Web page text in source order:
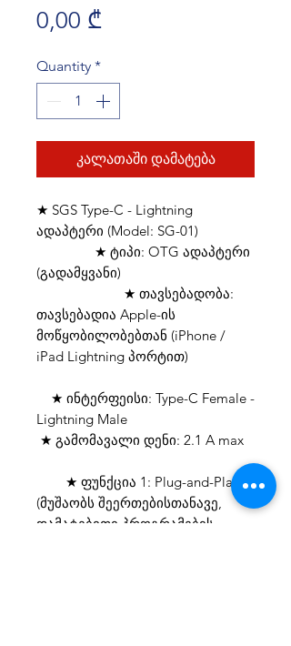
0,00 ₾Price
Quantity *
კალათაში დამატება
★ SGS Type-C - Lightning
ადაპტერი (Model: SG-01)
★ ტიპი: OTG ადაპტერი
(გადამყვანი)
★ თავსებადობა:
თავსებადია Apple-ის
მოწყობილობებთან (iPhone /
iPad Lightning პორტით)
★ ინტერფეისი: Type-C Female -
Lightning Male
★ გამომავალი დენი: 2.1 A max
★ ფუნქცია 1: Plug-and-Play
(მუშაობს შეერთებისთანავე,
დამატებითი პროგრამების